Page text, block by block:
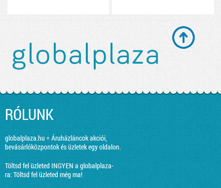
RÓLUNK
globalplaza.hu = Áruházláncok akciói,
bevásárlóközpontok és üzletek egy oldalon.
Töltsd fel üzleted INGYEN a globalplaza-
ra:Töltsd fel üzleted még ma!